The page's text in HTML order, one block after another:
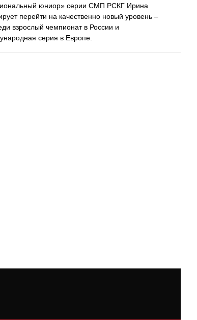
юниор» серии СМП РСКГ Ирина
перейти на качественно новый уровень –
взрослый чемпионат в России и
серия в Европе.